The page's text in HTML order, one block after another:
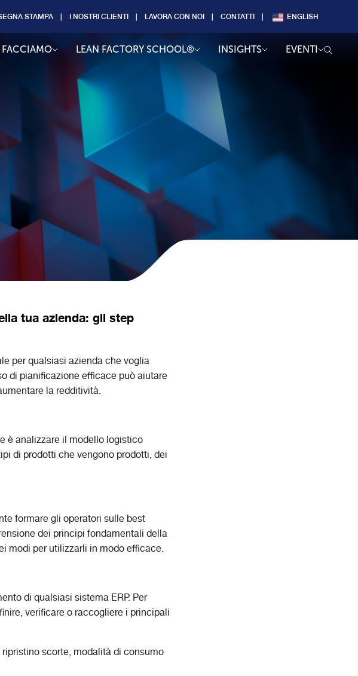
STAMPA I NOSTRI CLIENTI LAVORA CON NOI CONTATTI ENGLISH
LEAN FACTORY SCHOOL® INSIGHTS EVENTI
tua azienda: gli step
per qualsiasi azienda che voglia
di pianificazione efficace può aiutare
la redditività.
è analizzare il modello logistico
di prodotti che vengono prodotti, dei
formare gli operatori sulle best
dei principi fondamentali della
modi per utilizzarli in modo efficace.
di qualsiasi sistema ERP. Per
verificare o raccogliere i principali
scorte, modalità di consumo